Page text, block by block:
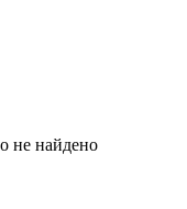
не найдено